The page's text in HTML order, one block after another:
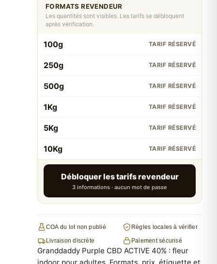
FORMATS REVENDEUR
Les quantités sont visibles. Les tarifs se débloquent
après vérification.
100g TARIF RÉSERVÉ
250g TARIF RÉSERVÉ
500g TARIF RÉSERVÉ
1Kg TARIF RÉSERVÉ
5Kg TARIF RÉSERVÉ
10Kg TARIF RÉSERVÉ
Débloquer les tarifs revendeur
3 informations · aucun mot de passe
COA du lot non publié
Règles locales à vérifier
Livraison discrète
Paiement sécurisé
Granddaddy Purple CBD ACTIVE 40% : fleur